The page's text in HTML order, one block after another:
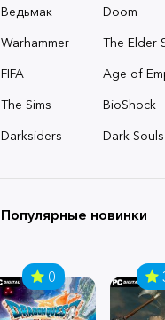
Ведьмак
Doom
Warhammer
The Elder
FIFA
Age of
The Sims
BioShock
Darksiders
Dark Souls
Популярные новинки
0